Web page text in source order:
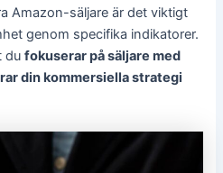
Amazon-säljare är det viktigt
genom specifika indikatorer.
dufokuserar på säljare med
din kommersiella strategi